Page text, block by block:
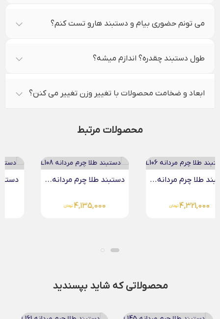
می تونم حضوری بیام و دستبند هارو تست کنم؟
طول دستبند چقدره؟ اندازم میشه؟
ابعاد و ضخامت محصولات با تغییر وزن تغییر می کنن؟
محصولات مرتبط
دستبند طلا چرم مردانه...
4,135,000
دستبند طلا چرم مردانه...
5,448,000
محصولاتی که شاید بپسندید